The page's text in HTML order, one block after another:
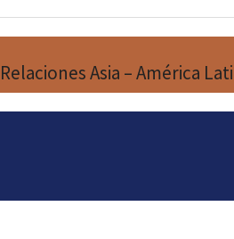
Relaciones Asia – América